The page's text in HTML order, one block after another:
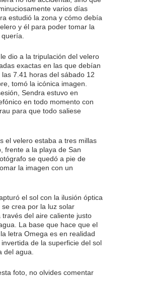
varios días
estudió la zona y cómo debía
y él para poder tomar la
quería.
dio a la tripulación del velero
exactas en las que debían
las 7.41 horas del sábado 12
tomó la icónica imagen.
Sendra estuvo en
en todo momento con
para que todo saliese
el velero estaba a tres millas
frente a la playa de San
se quedó a pie de
la imagen con un
el sol con la ilusión óptica
crea por la luz solar
través del aire caliente justo
La base que hace que el
letra Omega es en realidad
de la superficie del sol
del agua.
foto, no olvides comentar